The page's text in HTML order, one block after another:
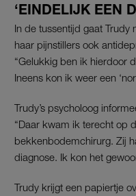
‘EINDELIJK EEN
In de tussentijd gaat Trudy
haar pijnstillers ook
“Gelukkig ben ik hierdoor
Ineens kon ik weer een
Trudy’s psycholoog
“Daar kwam ik terecht op
bekkenbodemchirurg. Zij
diagnose. Ik kon het
Trudy krijgt een papiertje